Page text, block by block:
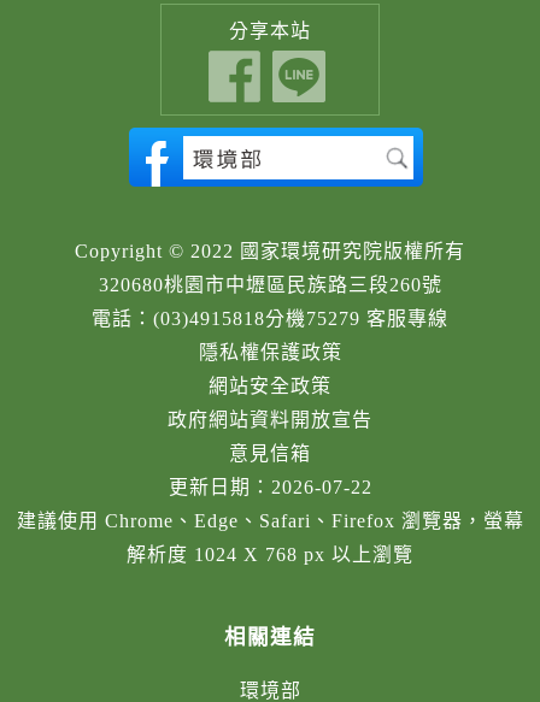
分享本站
Copyright © 2022 國家環境研究院版權所有
320680桃園市中壢區民族路三段260號
電話：(03)4915818分機75279 客服專線
隱私權保護政策
網站安全政策
政府網站資料開放宣告
意見信箱
更新日期：2026-07-22
建議使用 Chrome、Edge、Safari、Firefox 瀏覽器，螢幕
解析度 1024 X 768 px 以上瀏覽
相關連結
環境部